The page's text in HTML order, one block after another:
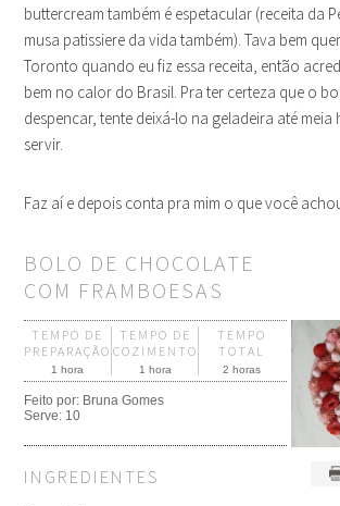
buttercream também é espetacular (receita da
musa patissiere da vida também). Tava bem
Toronto quando eu fiz essa receita, então
bem no calor do Brasil. Pra ter certeza que o
despencar, tente deixá-lo na geladeira até meia
servir.
Faz aí e depois conta pra mim o que você
BOLO DE CHOCOLATE
COM FRAMBOESAS
TEMPO DE
PREPARAÇÃO
1 hora
TEMPO DE
COZIMENTO
1 hora
TEMPO
TOTAL
2 horas
Feito por: Bruna Gomes
Serve: 10
INGREDIENTES